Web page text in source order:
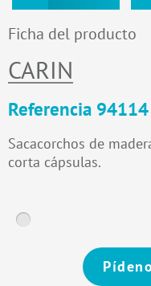
Ficha del producto
CARIN
Referencia 94114
Sacacorchos de
corta cápsulas.